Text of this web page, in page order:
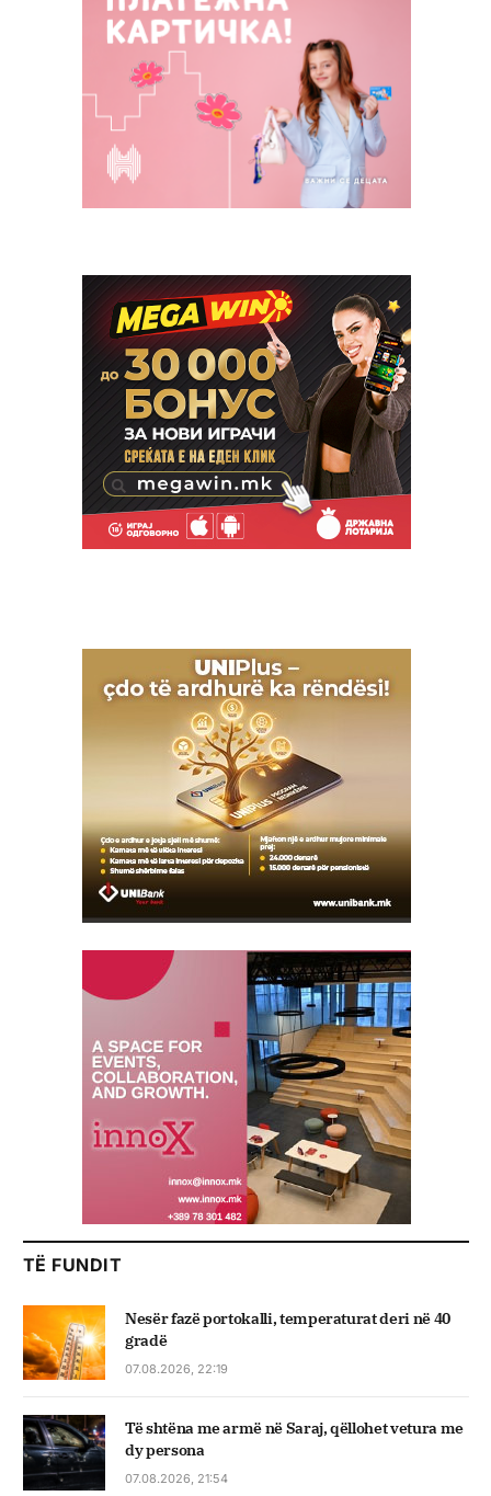
TË FUNDIT
Nesër fazë portokalli, temperaturat deri në 40
gradë
07.08.2026, 22:19
Të shtëna me armë në Saraj, qëllohet vetura me
dy persona
07.08.2026, 21:54